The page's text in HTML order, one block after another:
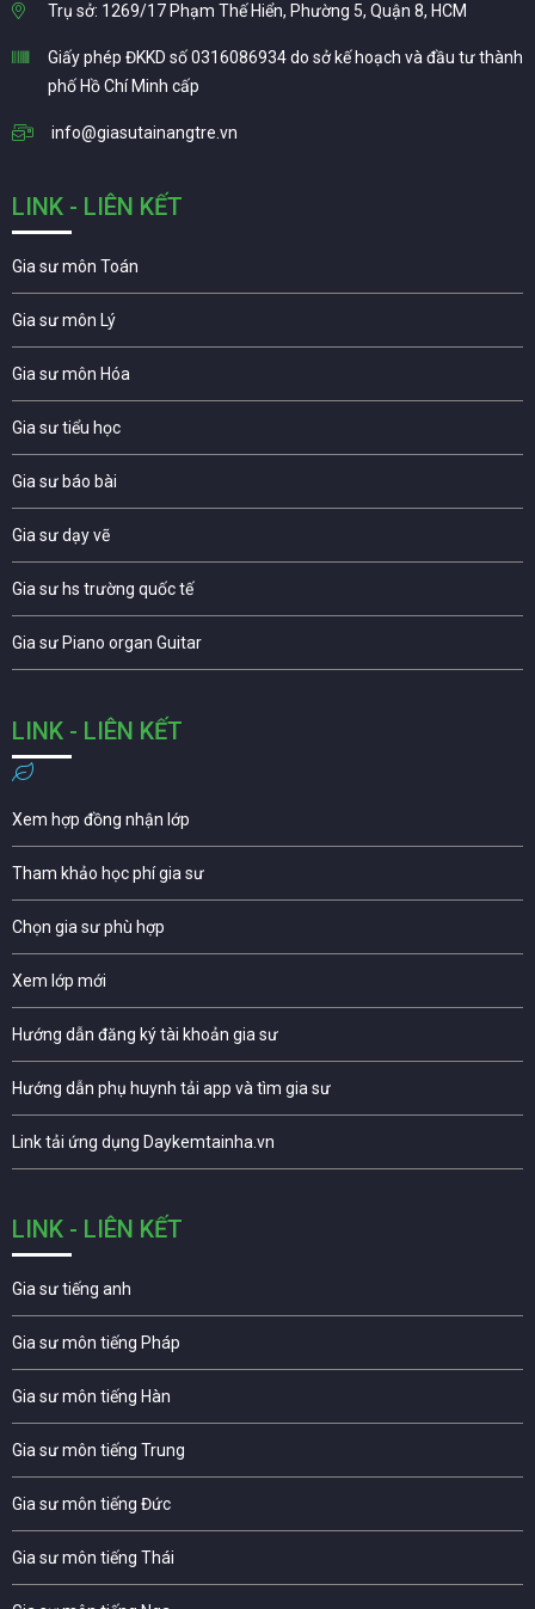
Trụ sở: 1269/17 Phạm Thế Hiển, Phường 5, Quận 8, HCM
Giấy phép ĐKKD số 0316086934 do sở kế hoạch và đầu tư thành
phố Hồ Chí Minh cấp
info@giasutainangtre.vn
LINK - LIÊN KẾT
Gia sư môn Toán
Gia sư môn Lý
Gia sư môn Hóa
Gia sư tiểu học
Gia sư báo bài
Gia sư dạy vẽ
Gia sư hs trường quốc tế
Gia sư Piano organ Guitar
LINK - LIÊN KẾT
Xem hợp đồng nhận lớp
Tham khảo học phí gia sư
Chọn gia sư phù hợp
Xem lớp mới
Hướng dẫn đăng ký tài khoản gia sư
Hướng dẫn phụ huynh tải app và tìm gia sư
Link tải ứng dụng Daykemtainha.vn
LINK - LIÊN KẾT
Gia sư tiếng anh
Gia sư môn tiếng Pháp
Gia sư môn tiếng Hàn
Gia sư môn tiếng Trung
Gia sư môn tiếng Đức
Gia sư môn tiếng Thái